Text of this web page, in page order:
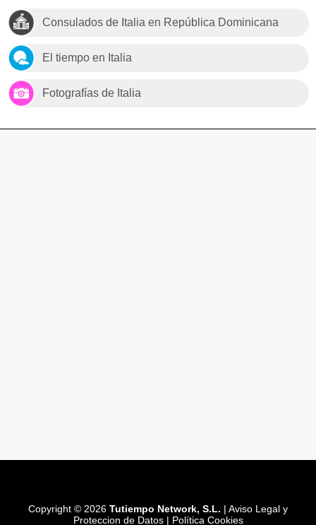
Consulados de Italia en República Dominicana
El tiempo en Italia
Fotografías de Italia
Copyright © 2026 Tutiempo Network, S.L. | Aviso Legal y
Proteccion de Datos| Política Cookies